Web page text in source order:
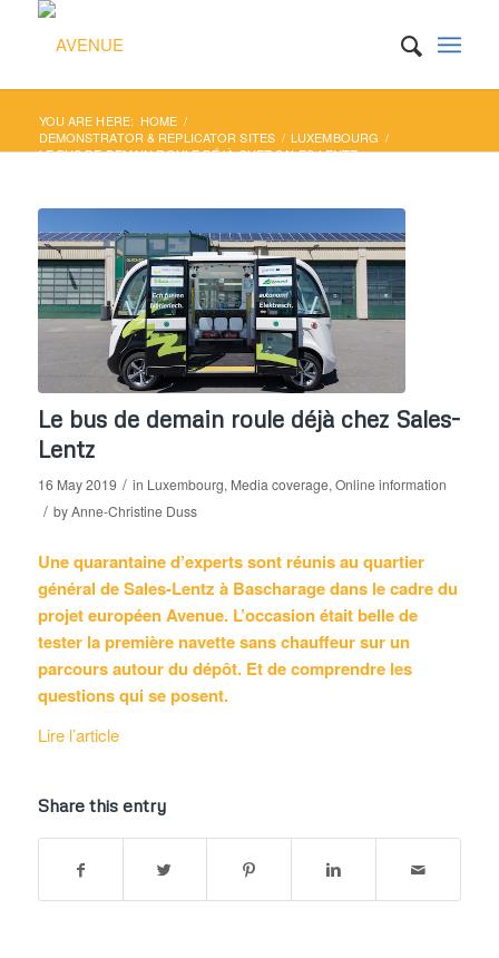
YOU ARE HERE: HOME /
DEMONSTRATOR & REPLICATOR SITES / LUXEMBOURG /
LE BUS DE DEMAIN ROULE DÉJÀ CHEZ SALES-LENTZ
Le bus de demain roule déjà chez Sales-
Lentz
16 May 2019 / in Luxembourg, Media coverage, Online information
/ byAnne-Christine Duss
Une quarantaine d’experts sont réunis au quartier
général de Sales-Lentz à Bascharage dans le cadre du
projet européen Avenue. L’occasion était belle de
tester la première navette sans chauffeur sur un
parcours autour du dépôt. Et de comprendre les
questions qui se posent.
Lire l’article
Share this entry